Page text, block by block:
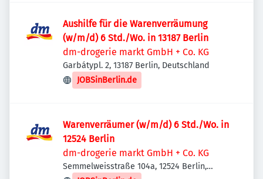
Aushilfe für die Warenverräumung
(w/m/d) 6 Std./Wo. in 13187 Berlin
dm-drogerie markt GmbH + Co. KG
Garbátypl. 2, 13187 Berlin, Deutschland
JOBSinBerlin.de
Warenverräumer (w/m/d) 6 Std./Wo. in
12524 Berlin
dm-drogerie markt GmbH + Co. KG
Semmelweisstraße 104a, 12524 Berlin,